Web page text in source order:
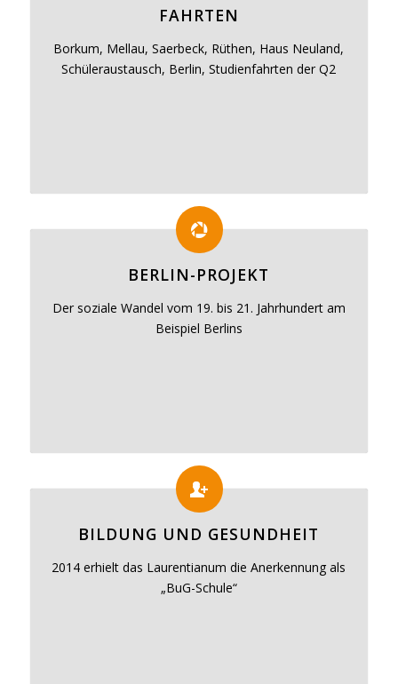
FAHRTEN
Borkum, Mellau, Saerbeck, Rüthen, Haus Neuland,
Schüleraustausch, Berlin, Studienfahrten der Q2
BERLIN-PROJEKT
Der soziale Wandel vom 19. bis 21. Jahrhundert am
Beispiel Berlins
BILDUNG UND GESUNDHEIT
2014 erhielt das Laurentianum die Anerkennung als
„BuG-Schule“